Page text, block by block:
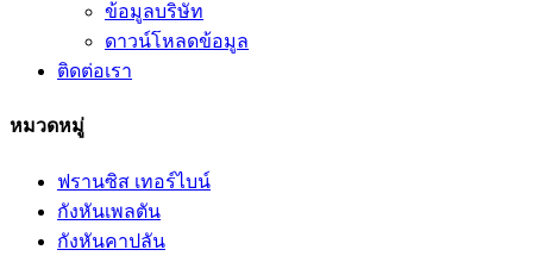
ข้อมูลบริษัท
ดาวน์โหลดข้อมูล
ติดต่อเรา
หมวดหมู่
ฟรานซิส เทอร์ไบน์
กังหันเพลตัน
กังหันคาปลัน